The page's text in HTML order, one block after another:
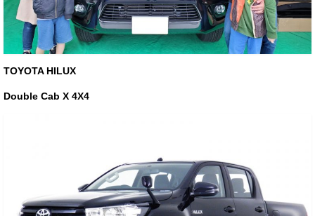
イベント
ニュース
スタッフブログ
お客様の声
電話はこちら
TOYOTA HILUX
Double Cab X 4X4